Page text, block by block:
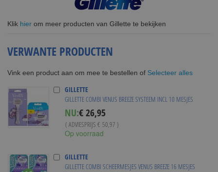
Klik hier om meer producten van Gillette te bekijken
VERWANTE PRODUCTEN
Vink een product aan om mee te bestellen of Selecteer alles
GILLETTE
GILLETTE COMBI VENUS BREEZE SYSTEEM INCL 10 MESJES
NU:Special
Price
€ 26,95
( ADVIESPRIJS € 50,97 )
Op voorraad
GILLETTE
GILLETTE COMBI SCHEERMESJES VENUS BREEZE 16 MESJES